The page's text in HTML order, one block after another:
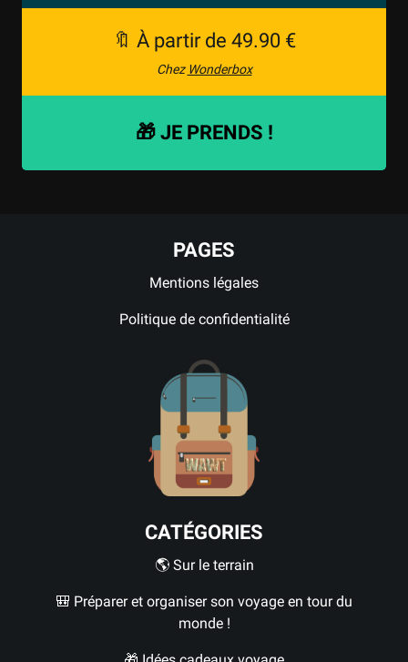
🔖 À partir de 49.90 €
Chez Wonderbox
🎁 JE PRENDS !
PAGES
Mentions légales
Politique de confidentialité
CATÉGORIES
🌎 Sur le terrain
🎒 Préparer et organiser son voyage en tour du
monde !